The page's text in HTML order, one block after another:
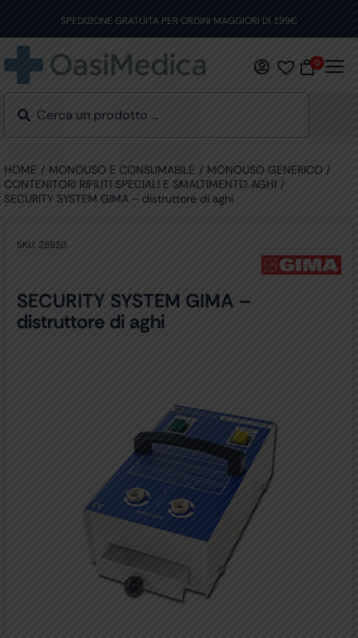
content
SPEDIZIONE GRATUITA PER ORDINI MAGGIORI DI 199€
0
HOME MONOUSO E CONSUMABILE
MONOUSO GENERICO
CONTENITORI RIFIUTI SPECIALI E SMALTIMENTO AGHI
SECURITY SYSTEM GIMA – distruttore di aghi
SKU: 25820
SECURITY SYSTEM GIMA –
distruttore di aghi